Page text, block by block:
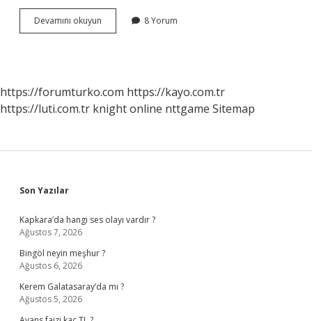
Devamını okuyun
Diş
8 Yorum
https://forumturko.com https://kayo.com.tr
https://luti.com.tr knight online nttgame Sitemap
Sidebar
Son Yazılar
Kapkara’da hangi ses olayı vardır ?
Ağustos 7, 2026
Bingöl neyin meşhur ?
Ağustos 6, 2026
Kerem Galatasaray’da mı ?
Ağustos 5, 2026